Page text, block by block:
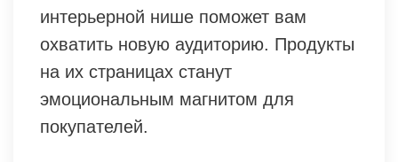
интерьерной нише поможет вам
охватить новую аудиторию. Продукты
на их страницах станут
эмоциональным магнитом для
покупателей.